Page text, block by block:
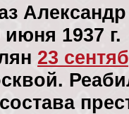
1937 г.
23